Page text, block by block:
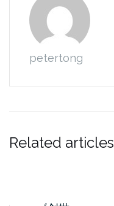
petertong
Related articles